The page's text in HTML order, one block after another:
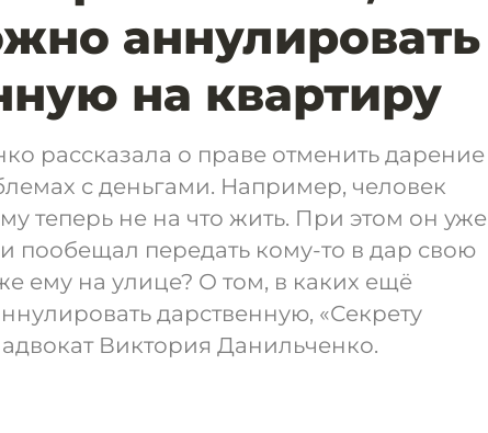
аннулировать
на квартиру
рассказала о праве отменить дарение
с деньгами. Например, человек
теперь не на что жить. При этом он уже
пообещал передать кому-то в дар свою
ему на улице? О том, в каких ещё
дарственную, «Секрету
Виктория Данильченко.